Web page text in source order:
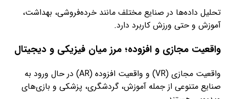
تحلیل داده‌ها در صنایع مختلف مانند خرده‌فروشی، بهداشت،
آموزش و حتی ورزش کاربرد دارد.
واقعیت مجازی و افزوده؛ مرز میان فیزیکی و دیجیتال
واقعیت مجازی (VR) و واقعیت افزوده (AR) در حال ورود به
صنایع متنوعی از جمله آموزش، گردشگری، پزشکی و بازی‌های